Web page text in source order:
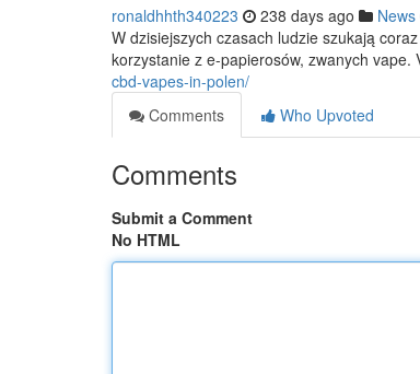
ronaldhhth340223 238 days ago News
W dzisiejszych czasach ludzie szukają
korzystanie z e-papierosów, zwanych vape.
cbd-vapes-in-polen/
Comments
Who Upvoted
Comments
Submit a Comment
No HTML